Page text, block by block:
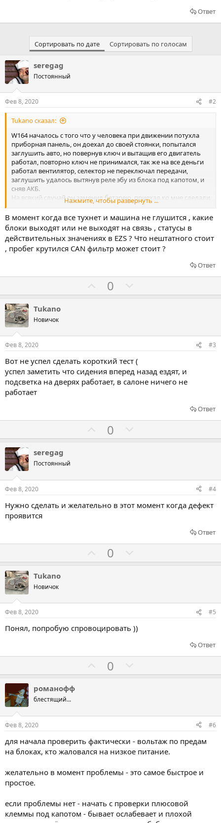
Ответ
Сортировать по дате Сортировать по голосам
seregag
Постоянный
Фев 8, 2020 #2
Tukano сказал:
W164 началось с того что у человека при движении потухла
приборная панель, он доехал до своей стоянки, попытался
заглушить авто, но повернув ключ и вытащив его двигатель
работал, повторно ключ не принимался, так же на все деньги
работал вентилятор, селектор не переключал передачи,
заглушить удалось вытянув реле эбу из блока под капотом, и
сняв АКБ.
На всякий случай он заменил батарею, приехал ко мне сделали
диагностику ничего особого не обнаружил, кроме как низкое
напряжение по некоторым блокам...
Вечером у него повторилась история, все теже симптомы, так
же заглушили вытянув реле, фары потушили сняв клемму с
акб, и вот я начал пытаться разбираться что стало одеваю
клему и все работает как ни в чем не бывало...
Нажмите, чтобы развернуть ...
В момент когда все тухнет и машина не глушится , какие
блоки выходят или не выходят на связь , статусы в
действительных значениях в EZS ? Что нештатного стоит
, пробег крутился CAN фильтр может стоит ?
Ответ
о
с
в
а
т
0
о
с
в
а
т
т
Tukano
Новичок
Фев 8, 2020 #3
Вот не успел сделать короткий тест (
успел заметить что сидения вперед назад ездят, и
подсветка на дверях работает, в салоне ничего не
работает
Ответ
о
с
в
а
з
а
0
о
с
в
а
п
р
в
seregag
Постоянный
Фев 8, 2020 #4
Нужно сделать и желательно в этот момент когда дефект
проявится
Ответ
о
с
в
а
ь
з
0
о
с
в
а
ь
п
и
в
Tukano
Новичок
Фев 8, 2020 #5
Понял, попробую спровоцировать ))
Ответ
о
с
в
а
т
ь
0
о
с
в
а
т
ь
о
т
романофф
блестящий...
Фев 8, 2020 #6
для начала проверить фактически - вольтаж по предам
на блоках, кто жаловался на низкое питание.
желательно в момент проблемы - это самое быстрое и
простое.
если проблемы нет - начать с проверки плюсовой
клеммы под капотом - бывает ослабевает и плохой